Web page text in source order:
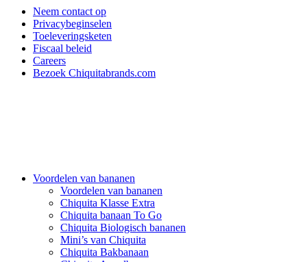
Neem contact op
Privacybeginselen
Toeleveringsketen
Fiscaal beleid
Careers
Bezoek Chiquitabrands.com
Voordelen van bananen
Voordelen van bananen
Chiquita Klasse Extra
Chiquita banaan To Go
Chiquita Biologisch bananen
Mini’s van Chiquita
Chiquita Bakbanaan